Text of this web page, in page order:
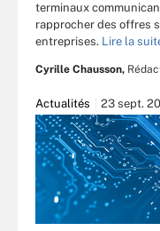
terminaux
rapprocher des offres
entreprises. Lire la
Cyrille Chausson,
Actualités 23 sept.